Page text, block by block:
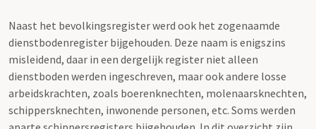
Naast het bevolkingsregister werd ook het zogenaamde
dienstbodenregister bijgehouden. Deze naam is enigszins
misleidend, daar in een dergelijk register niet alleen
dienstboden werden ingeschreven, maar ook andere losse
arbeidskrachten, zoals boerenknechten, molenaarsknechten,
schippersknechten, inwonende personen, etc. Soms werden